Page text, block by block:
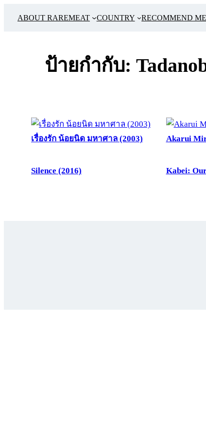
ABOUT RAREMEAT COUNTRY RECOMMEND
ป้ายกำกับ:
เรื่องรัก น้อยนิด มหาศาล (2003) Akarui
Silence (2016) Kabei: